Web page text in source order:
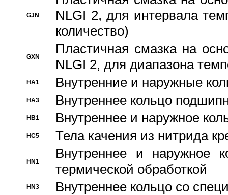
GJN
NLGI 2, для интервала
количество)
GXN
Пластичная смазка на
NLGI 2, для диапазона
HA1 Внутренние и наружные
HA3 Bнутреннее кольцо
HB1 Bнутреннее и наружное
HC5 Тела качения из нитрида
HN1
Bнутреннее и наружное
термической обработкой
HN3 Внутреннее кольцо со